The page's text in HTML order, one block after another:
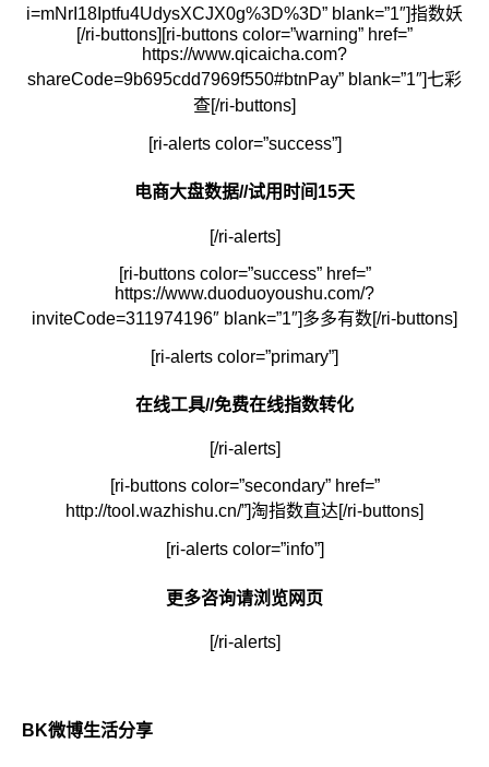
i=mNrI18Iptfu4UdysXCJX0g%3D%3D” blank=”1″]指数妖
[/ri-buttons][ri-buttons color=”warning” href=”
https://www.qicaicha.com?
shareCode=9b695cdd7969f550#btnPay” blank=”1″]七彩
查[/ri-buttons]
[ri-alerts color=”success”]
电商大盘数据//试用时间15天
[/ri-alerts]
[ri-buttons color=”success” href=”
https://www.duoduoyoushu.com/?
inviteCode=311974196″ blank=”1″]多多有数[/ri-buttons]
[ri-alerts color=”primary”]
在线工具//免费在线指数转化
[/ri-alerts]
[ri-buttons color=”secondary” href=”
http://tool.wazhishu.cn/”]淘指数直达[/ri-buttons]
[ri-alerts color=”info”]
更多咨询请浏览网页
[/ri-alerts]
BK微博生活分享